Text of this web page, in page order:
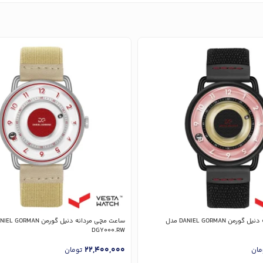
ساعت مچی مردانه دنیل گورمن DANIEL GORMAN مدل
DGY000.RW
22,400,000 تومان